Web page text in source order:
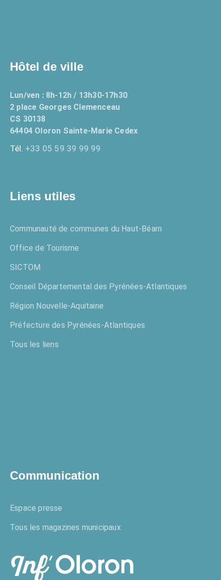
Hôtel de ville
Lun/ven : 8h-12h / 13h30-17h30
2 place Georges Clemenceau
CS 30138
64404 Oloron Sainte-Marie Cedex
Tél. +33 05 59 39 99 99
Liens utiles
Communauté de communes du Haut-Béarn
Office de Tourisme
SICTOM
Conseil Départemental des Pyrénées-Atlantiques
Région Nouvelle-Aquitaine
Préfecture des Pyrénées-Atlantiques
Tous les liens
Communication
Espace presse
Tous les magazines municipaux